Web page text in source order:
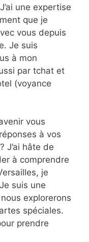
une expertise
que je
vous depuis
Je suis
à mon
par tchat et
(voyance
vous
à vos
J’ai hâte de
à comprendre
je
suis une
explorerons
spéciales.
prendre